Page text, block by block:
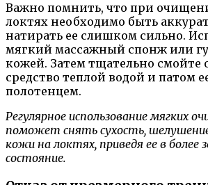
Важно помнить, что при
локтях необходимо быть
натирать ее слишком сильно.
мягкий массажный спонж или
кожей. Затем тщательно
средство теплой водой и патом
полотенцем.
Регулярное использование мягких
поможет снять сухость,
кожи на локтях, приведя ее в более
состояние.